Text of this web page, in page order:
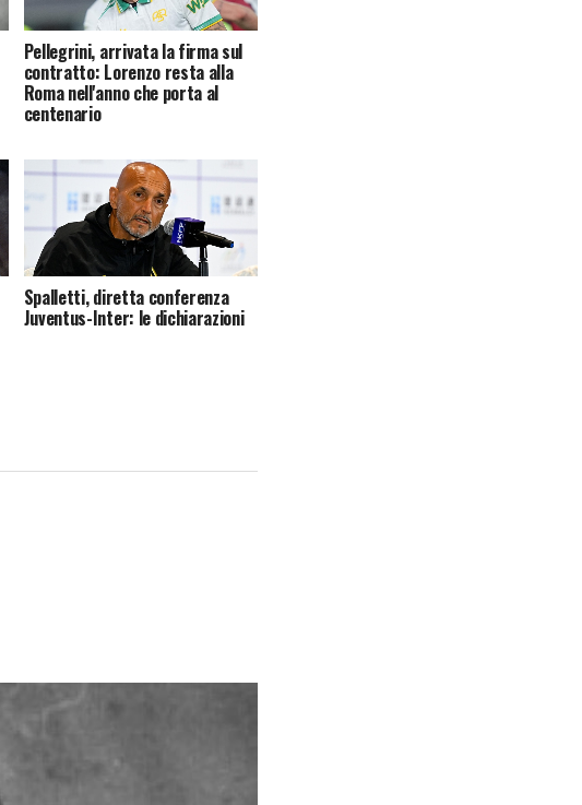
Pellegrini, arrivata la firma sul
contratto: Lorenzo resta alla
Roma nell'anno che porta al
centenario
Spalletti, diretta conferenza
Juventus-Inter: le dichiarazioni